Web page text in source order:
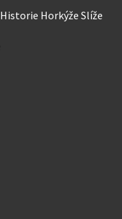
Historie Horkýže Slíže